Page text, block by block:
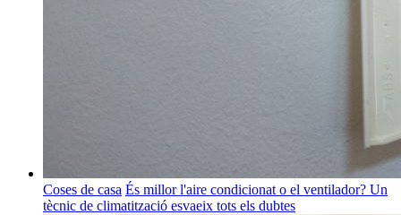
Coses de casa És millor l'aire condicionat o el ventilador? Un
tècnic de climatització esvaeix tots els dubtes